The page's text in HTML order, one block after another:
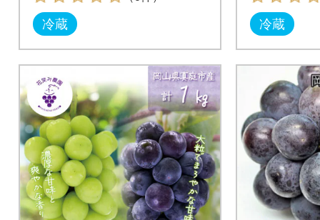
冷蔵 冷蔵